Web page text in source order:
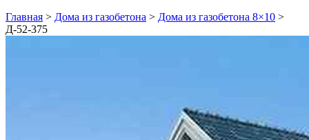
Главная > Дома из газобетона > Дома из газобетона 8×10 >
Д-52-375